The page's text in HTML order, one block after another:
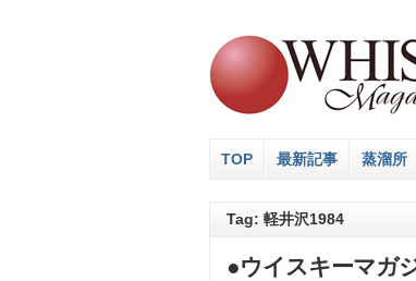
TOP 最新記事 蒸溜所
Tag: 軽井沢1984
●ウイスキーマガ